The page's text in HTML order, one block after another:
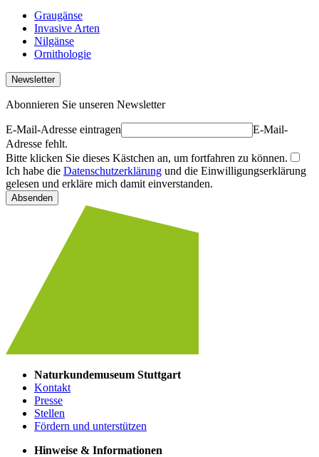
Graugänse
Invasive Arten
Nilgänse
Ornithologie
Newsletter
Abonnieren Sie unseren Newsletter
E-Mail-Adresse eintragen
E-Mail-
Adresse fehlt.
Bitte klicken Sie dieses Kästchen an, um fortfahren zu können.
Ich habe die Datenschutzerklärung und die Einwilligungserklärung
gelesen und erkläre mich damit einverstanden.
Absenden
Naturkundemuseum Stuttgart
Kontakt
Presse
Stellen
Fördern und unterstützen
Hinweise & Informationen